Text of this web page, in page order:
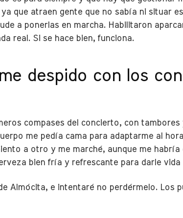
que atraen gente que no sabía ni situar
a ponerlas en marcha. Habilitaron
real. Si se hace bien, funciona.
despido con los
compases del concierto, con
me pedía cama para adaptarme al
a otro y me marché, aunque me
bien fría y refrescante para darle vida
Almócita, e intentaré no perdérmelo. Los